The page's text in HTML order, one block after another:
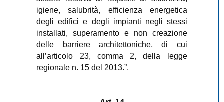
igiene, salubrità, efficienza energetica
degli edifici e degli impianti negli stessi
installati, superamento e non creazione
delle barriere architettoniche, di cui
all’articolo 23, comma 2, della legge
regionale n. 15 del 2013.”.